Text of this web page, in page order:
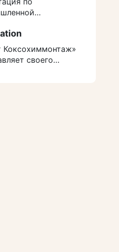
допускать к ОПО без
Коксохиммонтаж»
своего